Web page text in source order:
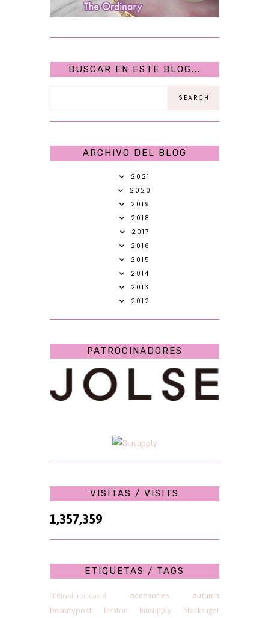
BUSCAR EN ESTE BLOG...
ARCHIVO DEL BLOG
2021
2020
2019
2018
2017
2016
2015
2014
2013
2012
PATROCINADORES
VISITAS / VISITS
1,357,359
ETIQUETAS / TAGS
100hyaluronicacid accesories
autumn
beautypost
benton biusupply blacksugar